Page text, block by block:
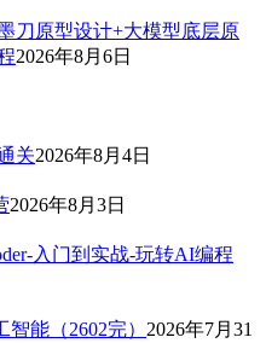
刀原型设计+大模型底层原
2026年8月6日
关2026年8月4日
2026年8月3日
入门到实战-玩转AI编程
能（2602完） 2026年7月31